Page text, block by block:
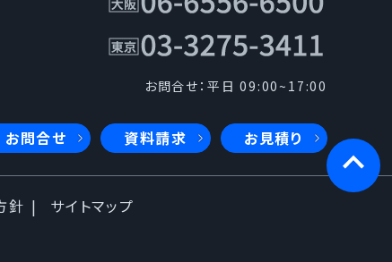
お問合せ：平日 09:00~17:00
お問合せ 資料請求 お見積り
針 サイトマップ